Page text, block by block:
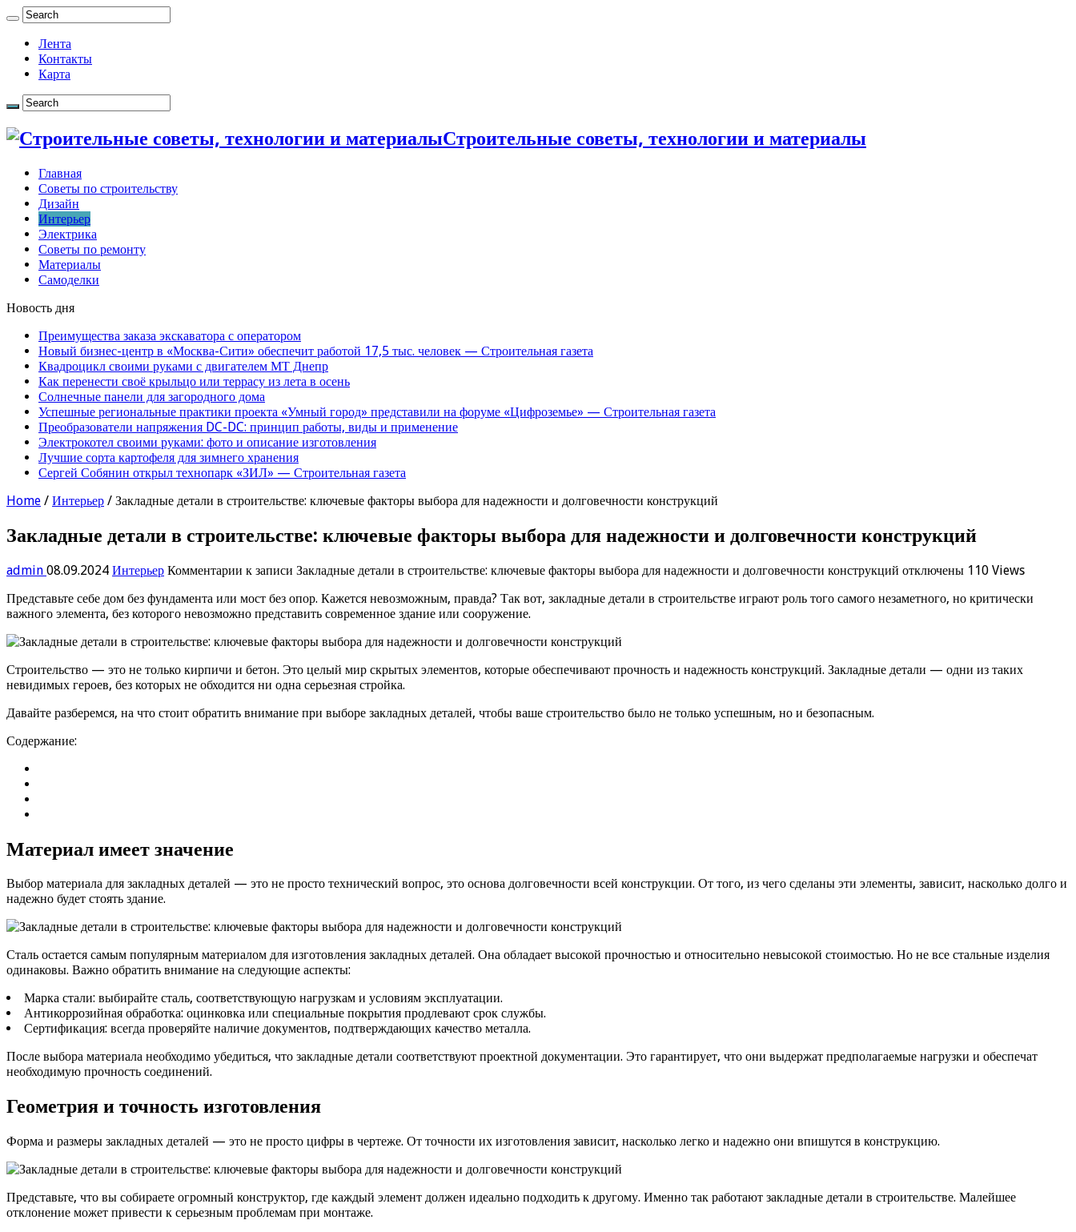
Лента
Контакты
Карта
Строительные советы, технологии и материалы
Главная
Советы по строительству
Дизайн
Интерьер
Электрика
Советы по ремонту
Материалы
Самоделки
Новость дня
Преимущества заказа экскаватора с оператором
Новый бизнес-центр в «Москва-Сити» обеспечит работой 17,5 тыс. человек — Строительная газета
Квадроцикл своими руками с двигателем МТ Днепр
Как перенести своё крыльцо или террасу из лета в осень
Солнечные панели для загородного дома
Успешные региональные практики проекта «Умный город» представили на форуме «Цифроземье» — Строительная газета
Преобразователи напряжения DC-DC: принцип работы, виды и применение
Электрокотел своими руками: фото и описание изготовления
Лучшие сорта картофеля для зимнего хранения
Сергей Собянин открыл технопарк «ЗИЛ» — Строительная газета
Home / Интерьер / Закладные детали в строительстве: ключевые факторы выбора для надежности и долговечности конструкций
Закладные детали в строительстве: ключевые факторы выбора для надежности и долговечности конструкций
admin 08.09.2024 Интерьер Комментарии к записи Закладные детали в строительстве: ключевые факторы выбора для надежности и долговечности конструкций отключены 110 Views
Представьте себе дом без фундамента или мост без опор. Кажется невозможным, правда? Так вот, закладные детали в строительстве играют роль того самого незаметного, но критически
важного элемента, без которого невозможно представить современное здание или сооружение.
Строительство — это не только кирпичи и бетон. Это целый мир скрытых элементов, которые обеспечивают прочность и надежность конструкций. Закладные детали — одни из таких
невидимых героев, без которых не обходится ни одна серьезная стройка.
Давайте разберемся, на что стоит обратить внимание при выборе закладных деталей, чтобы ваше строительство было не только успешным, но и безопасным.
Содержание:
Материал имеет значение
Выбор материала для закладных деталей — это не просто технический вопрос, это основа долговечности всей конструкции. От того, из чего сделаны эти элементы, зависит, насколько долго и
надежно будет стоять здание.
Сталь остается самым популярным материалом для изготовления закладных деталей. Она обладает высокой прочностью и относительно невысокой стоимостью. Но не все стальные изделия
одинаковы. Важно обратить внимание на следующие аспекты:
Марка стали: выбирайте сталь, соответствующую нагрузкам и условиям эксплуатации.
Антикоррозийная обработка: оцинковка или специальные покрытия продлевают срок службы.
Сертификация: всегда проверяйте наличие документов, подтверждающих качество металла.
После выбора материала необходимо убедиться, что закладные детали соответствуют проектной документации. Это гарантирует, что они выдержат предполагаемые нагрузки и обеспечат
необходимую прочность соединений.
Геометрия и точность изготовления
Форма и размеры закладных деталей — это не просто цифры в чертеже. От точности их изготовления зависит, насколько легко и надежно они впишутся в конструкцию.
Представьте, что вы собираете огромный конструктор, где каждый элемент должен идеально подходить к другому. Именно так работают закладные детали в строительстве. Малейшее
отклонение может привести к серьезным проблемам при монтаже.